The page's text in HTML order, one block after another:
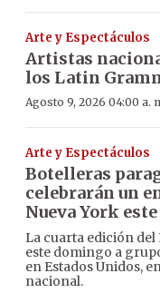
Arte y Espectáculos
Artistas
los Latin
Agosto 9, 2026 04:00 a.
Arte y Espectáculos
Botelleras
celebrarán un
Nueva York
La cuarta edición
este domingo a
en Estados Unidos,
nacional.